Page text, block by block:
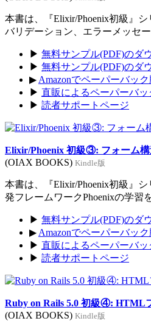
本書は、『Elixir/Phoenix初級』
バリデーション、エラーメッセ
▶ 無料サンプル(PDF)のダ
▶ 無料サンプル(PDF)のダ
▶ Amazonでペーパーバッ
▶ 直販によるペーパーバッ
▶ 読者サポートページ
Elixir/Phoenix 初級③: フォーム構
(OIAX BOOKS) Kindle版
本書は、『Elixir/Phoenix初級』
発フレームワークPhoenixの学習
▶ 無料サンプル(PDF)のダ
▶ Amazonでペーパーバッ
▶ 直販によるペーパーバッ
▶ 読者サポートページ
Ruby on Rails 5.0 初級④: HTML
(OIAX BOOKS) Kindle版